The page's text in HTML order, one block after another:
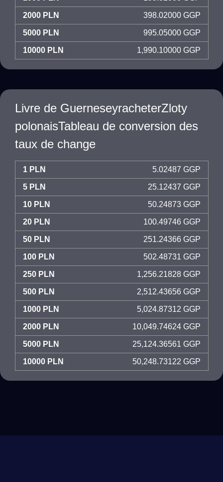
2000 PLN 398.02000 GGP
5000 PLN 995.05000 GGP
10000 PLN 1,990.10000 GGP
Livre de GuerneseyracheterZloty
polonaisTableau de conversion des
taux de change
1 PLN 5.02487 GGP
5 PLN 25.12437 GGP
10 PLN 50.24873 GGP
20 PLN 100.49746 GGP
50 PLN 251.24366 GGP
100 PLN 502.48731 GGP
250 PLN 1,256.21828 GGP
500 PLN 2,512.43656 GGP
1000 PLN 5,024.87312 GGP
2000 PLN 10,049.74624 GGP
5000 PLN 25,124.36561 GGP
10000 PLN 50,248.73122 GGP